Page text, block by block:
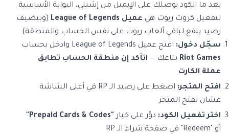
بعد ما الكود يوصلك على الإيميل من إشنلي، البوابة الأساسية
لتفعيل كروت ريوت هي عميل League of Legends
(وبيضيف
رصيد ينفع لباقي ألعاب ريوت على نفس الحساب والمنطقة):
سجّل دخول: افتح عميل League of Legends وادخل بحساب
Riot Games بتاعك — اتأكد إن منطقة الحساب تطابق
عملة الكارت
افتح المتجر:
اضغط على رصيد الـ RP في أعلى الشاشة
عشان تفتح المتجر
اختر تفعيل الكود: دوّر على خيار "Prepaid Cards & Codes"
أو "Redeem" في صفحة شراء الـ RP